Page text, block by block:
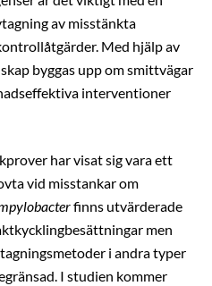
av misstänkta
Med hjälp av
byggas upp om smittvägar
interventioner
har visat sig vara ett
vid misstankar om
finns utvärderade
men
i andra typer
I studien kommer